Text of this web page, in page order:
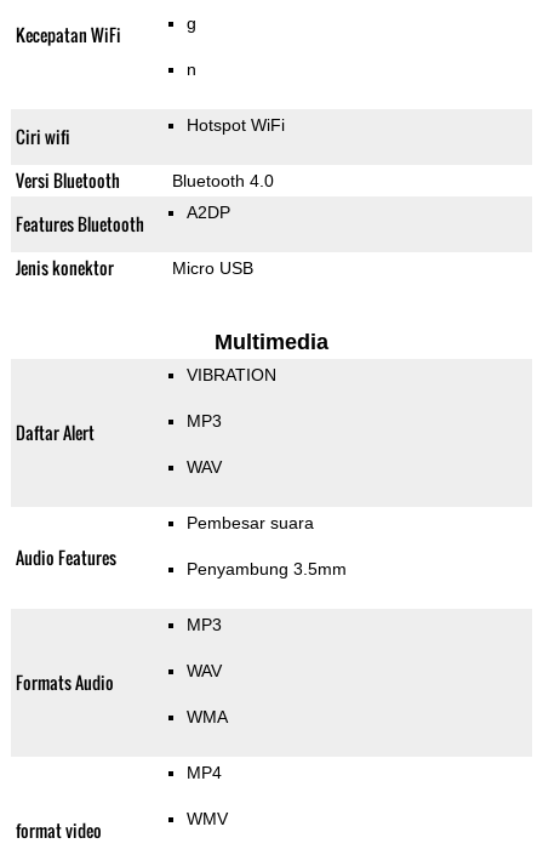
Kecepatan WiFi g
n
Ciri wifi Hotspot WiFi
Versi Bluetooth Bluetooth 4.0
Features Bluetooth A2DP
Jenis konektor Micro USB
Multimedia
Daftar Alert
VIBRATION
MP3
WAV
Audio Features
Pembesar suara
Penyambung 3.5mm
Formats Audio
MP3
WAV
WMA
format video
MP4
WMV